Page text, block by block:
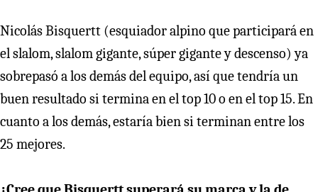
Nicolás Bisquertt (esquiador alpino que participará en
el slalom, slalom gigante, súper gigante y descenso) ya
sobrepasó a los demás del equipo, así que tendría un
buen resultado si termina en el top 10 o en el top 15. En
cuanto a los demás, estaría bien si terminan entre los
25 mejores.